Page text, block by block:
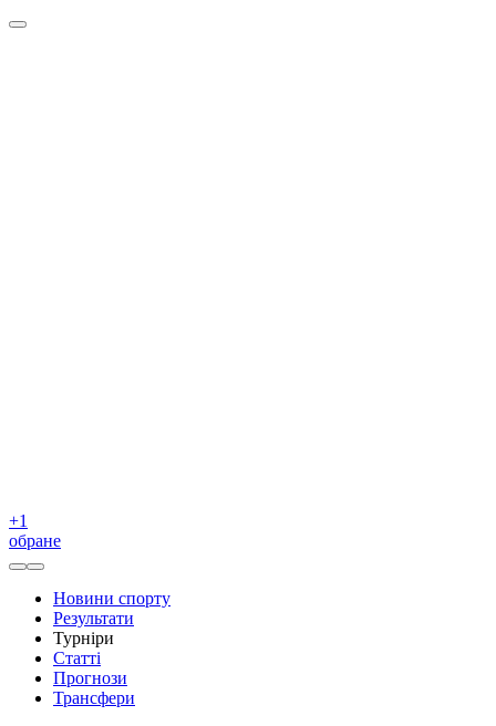
+1
обране
Новини спорту
Результати
Турніри
Статті
Прогнози
Трансфери